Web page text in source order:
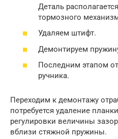
Деталь
тормозного
Удаляем штифт.
Демонтируем
Последним этапом
ручника.
Переходим к демонтажу
потребуется удаление
регулировки величины
вблизи стяжной пружины.